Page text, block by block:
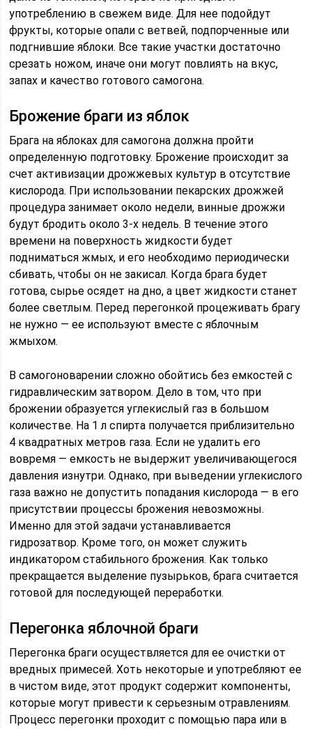
употреблению в свежем виде. Для нее подойдут
фрукты, которые опали с ветвей, подпорченные или
подгнившие яблоки. Все такие участки достаточно
срезать ножом, иначе они могут повлиять на вкус,
запах и качество готового самогона.
Брожение браги из яблок
Брага на яблоках для самогона должна пройти
определенную подготовку. Брожение происходит за
счет активизации дрожжевых культур в отсутствие
кислорода. При использовании пекарских дрожжей
процедура занимает около недели, винные дрожжи
будут бродить около 3-х недель. В течение этого
времени на поверхность жидкости будет
подниматься жмых, и его необходимо периодически
сбивать, чтобы он не закисал. Когда брага будет
готова, сырье осядет на дно, а цвет жидкости станет
более светлым. Перед перегонкой процеживать брагу
не нужно — ее используют вместе с яблочным
жмыхом.
В самогоноварении сложно обойтись без емкостей с
гидравлическим затвором. Дело в том, что при
брожении образуется углекислый газ в большом
количестве. На 1 л спирта получается приблизительно
4 квадратных метров газа. Если не удалить его
вовремя — емкость не выдержит увеличивающегося
давления изнутри. Однако, при выведении углекислого
газа важно не допустить попадания кислорода — в его
присутствии процессы брожения невозможны.
Именно для этой задачи устанавливается
гидрозатвор. Кроме того, он может служить
индикатором стабильного брожения. Как только
прекращается выделение пузырьков, брага считается
готовой для последующей переработки.
Перегонка яблочной браги
Перегонка браги осуществляется для ее очистки от
вредных примесей. Хоть некоторые и употребляют ее
в чистом виде, этот продукт содержит компоненты,
которые могут привести к серьезным отравлениям.
Процесс перегонки проходит с помощью пара или в